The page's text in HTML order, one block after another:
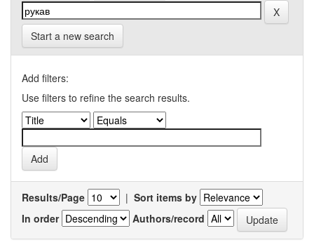
Start a new search
Add filters:
Use filters to refine the search results.
Results/Page | Sort items by
In order
Authors/record